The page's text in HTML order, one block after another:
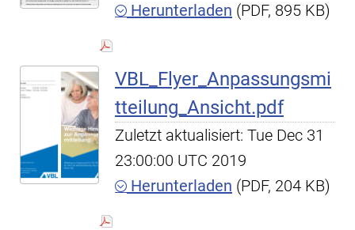
Herunterladen (PDF, 895 KB)
VBL_Flyer_Anpassungsmi
tteilung_Ansicht.pdf
Zuletzt aktualisiert: Tue Dec 31
23:00:00 UTC 2019
Herunterladen (PDF, 204 KB)